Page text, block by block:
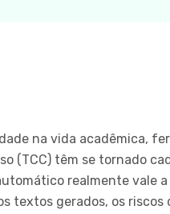
na vida acadêmica,
(TCC) têm se tornado
realmente vale
textos gerados, os